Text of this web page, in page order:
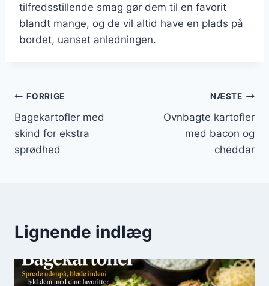
tilfredsstillende smag gør dem til en favorit
blandt mange, og de vil altid have en plads på
bordet, uanset anledningen.
Indlægsnavigation
FORRIGE
Bagekartofler med
skind for ekstra
sprødhed
NÆSTE
Ovnbagte kartofler
med bacon og
cheddar
Lignende indlæg